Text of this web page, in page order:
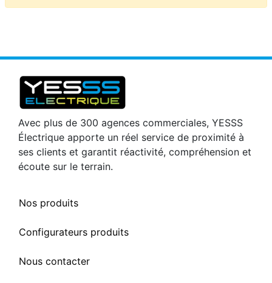
Avec plus de 300 agences commerciales, YESSS
Électrique apporte un réel service de proximité à
ses clients et garantit réactivité, compréhension et
écoute sur le terrain.
Nos produits
Configurateurs produits
Nous contacter